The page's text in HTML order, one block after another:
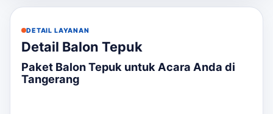
DETAIL LAYANAN
Detail Balon Tepuk
Paket Balon Tepuk untuk Acara Anda di
Tangerang